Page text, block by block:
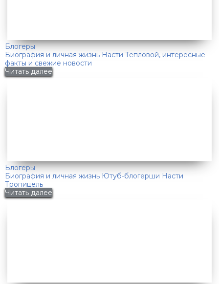
Блогеры
Биография и личная жизнь Насти Тепловой, интересные
факты и свежие новости
Читать далее
Блогеры
Биография и личная жизнь Ютуб-блогерши Насти
Тропицель
Читать далее